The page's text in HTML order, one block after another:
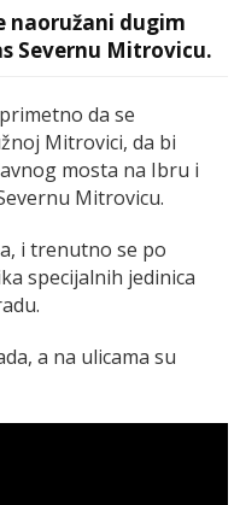
naoružani dugim
Severnu Mitrovicu.
da se
Mitrovici, da bi
mosta na Ibru i
Mitrovicu.
i trenutno se po
specijalnih jedinica
a na ulicama su